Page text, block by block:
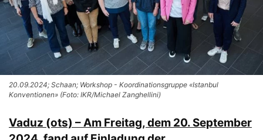
20.09.2024; Schaan; Workshop - Koordinationsgruppe «Istanbul
Konventionen» (Foto: IKR/Michael Zanghellini)
Vaduz (ots) – Am Freitag, dem 20. September